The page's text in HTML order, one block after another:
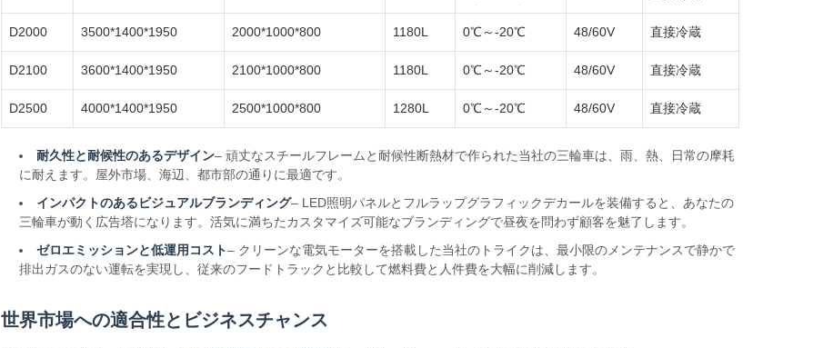
D2000 3500*1400*1950 2000*1000*800 1180L 0℃～-20℃ 48/60V 直接冷蔵
D2100 3600*1400*1950 2100*1000*800 1180L 0℃～-20℃ 48/60V 直接冷蔵
D2500 4000*1400*1950 2500*1000*800 1280L 0℃～-20℃ 48/60V 直接冷蔵
耐久性と耐候性のあるデザイン– 頑丈なスチールフレームと耐候性断熱材で作られた当社の三輪車は、雨、熱、日常の摩耗
に耐えます。屋外市場、海辺、都市部の通りに最適です。
インパクトのあるビジュアルブランディング– LED照明パネルとフルラップグラフィックデカールを装備すると、あなたの
三輪車が動く広告塔になります。活気に満ちたカスタマイズ可能なブランディングで昼夜を問わず顧客を魅了します。
ゼロエミッションと低運用コスト– クリーンな電気モーターを搭載した当社のトライクは、最小限のメンテナンスで静かで
排出ガスのない運転を実現し、従来のフードトラックと比較して燃料費と人件費を大幅に削減します。
世界市場への適合性とビジネスチャンス